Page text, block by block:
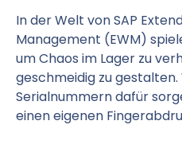
In der Welt von SAP
Management (EWM)
um Chaos im Lager zu
geschmeidig zu gestalten.
Serialnummern dafür
einen eigenen